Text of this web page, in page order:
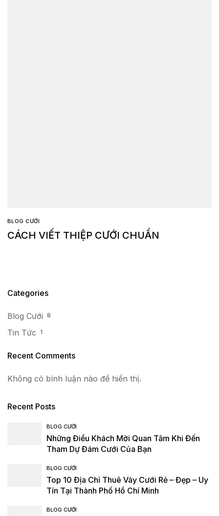
BLOG CƯỚI
CÁCH VIẾT THIỆP CƯỚI CHUẨN
Categories
Blog Cưới 8
Tin Tức 1
Recent Comments
Không có bình luận nào để hiển thị.
Recent Posts
BLOG CƯỚI
Những Điều Khách Mời Quan Tâm Khi Đến
Tham Dự Đám Cưới Của Bạn
BLOG CƯỚI
Top 10 Địa Chỉ Thuê Váy Cưới Rẻ – Đẹp – Uy
Tín Tại Thành Phố Hồ Chí Minh
BLOG CƯỚI